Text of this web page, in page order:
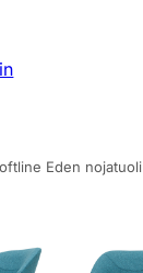
Eden nojatuoli